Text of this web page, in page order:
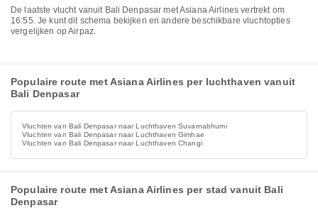
De laatste vlucht vanuit Bali Denpasar met Asiana Airlines vertrekt om
16:55. Je kunt dit schema bekijken en andere beschikbare vluchtopties
vergelijken op Airpaz.
Populaire route met Asiana Airlines per luchthaven vanuit
Bali Denpasar
Vluchten van Bali Denpasar naar Luchthaven Suvarnabhumi
Vluchten van Bali Denpasar naar Luchthaven Gimhae
Vluchten van Bali Denpasar naar Luchthaven Changi
Populaire route met Asiana Airlines per stad vanuit Bali
Denpasar